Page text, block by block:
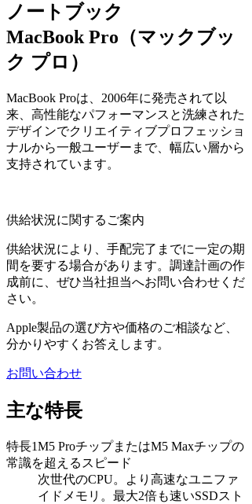
ノートブック
MacBook Pro（マックブッ
ク プロ）
MacBook Proは、2006年に発売されて以
来、高性能なパフォーマンスと洗練された
デザインでクリエイティブプロフェッショ
ナルから一般ユーザーまで、幅広い層から
支持されています。
供給状況に関するご案内
供給状況により、手配完了までに一定の期
間を要する場合があります。調達計画の作
成前に、ぜひ当社担当へお問い合わせくだ
さい。
Apple製品の選び方や価格のご相談など、
分かりやすくお答えします。
お問い合わせ
主な特長
特長1M5 ProチップまたはM5 Maxチップの
常識を超えるスピード
次世代のCPU。より高速なユニファ
イドメモリ。最大2倍も速いSSDスト